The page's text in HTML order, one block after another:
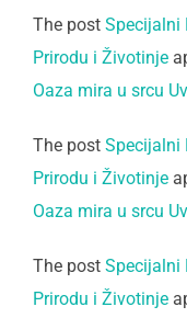
The post Specijalni
Prirodu i Životinje
Oaza mira u srcu
The post Specijalni
Prirodu i Životinje
Oaza mira u srcu
The post Specijalni
Prirodu i Životinje